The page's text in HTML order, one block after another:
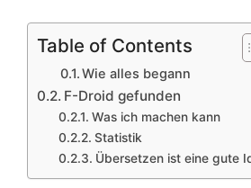
Table of Contents
Wie alles begann
F-Droid gefunden
Was ich machen kann
Statistik
Übersetzen ist eine gute